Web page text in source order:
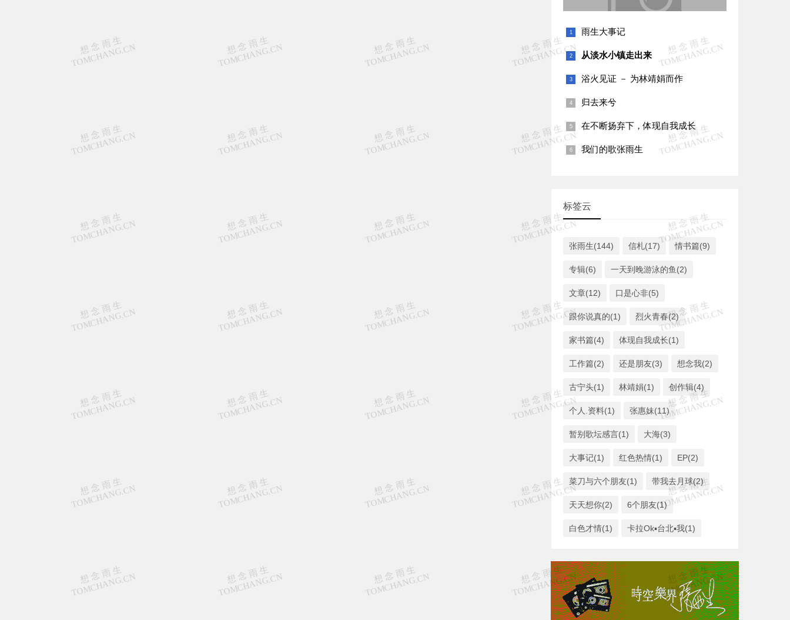
雨生大事记
从淡水小镇走出来
浴火见证 － 为林靖娟而作
归去来兮
在不断扬弃下，体现自我成长
我们的歌张雨生
标签云
张雨生(144) 信札(17) 情书篇(9)
专辑(6) 一天到晚游泳的鱼(2)
文章(12) 口是心非(5)
跟你说真的(1) 烈火青春(2)
家书篇(4) 体现自我成长(1)
工作篇(2) 还是朋友(3) 想念我(2)
古宁头(1) 林靖娟(1) 创作辑(4)
个人.资料(1) 张惠妹(11)
暂别歌坛感言(1) 大海(3)
大事记(1) 红色热情(1) EP(2)
菜刀与六个朋友(1) 带我去月球(2)
天天想你(2) 6个朋友(1)
白色才情(1) 卡拉Ok▪台北▪我(1)